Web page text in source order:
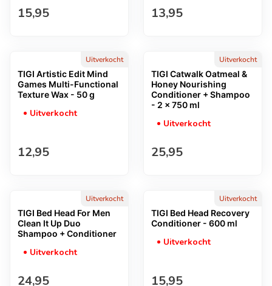
Normale prijs
15,95 Normale prijs
13,95
Uitverkocht
TIGI Artistic Edit Mind
Games Multi-Functional
Texture Wax - 50 g
Uitverkocht
Normale prijs
12,95
Uitverkocht
TIGI Catwalk Oatmeal &
Honey Nourishing
Conditioner + Shampoo
- 2 x 750 ml
Uitverkocht
Normale prijs
25,95
Uitverkocht
TIGI Bed Head For Men
Clean It Up Duo
Shampoo + Conditioner
Uitverkocht
Normale prijs
24,95
Uitverkocht
TIGI Bed Head Recovery
Conditioner - 600 ml
Uitverkocht
Normale prijs
15,95